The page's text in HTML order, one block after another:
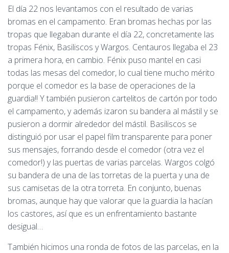
El día 22 nos levantamos con el resultado de varias
bromas en el campamento. Eran bromas hechas por las
tropas que llegaban durante el día 22, concretamente las
tropas Fénix, Basiliscos y Wargos. Centauros llegaba el 23
a primera hora, en cambio. Fénix puso mantel en casi
todas las mesas del comedor, lo cual tiene mucho mérito
porque el comedor es la base de operaciones de la
guardia!! Y también pusieron cartelitos de cartón por todo
el campamento, y además izaron su bandera al mástil y se
pusieron a dormir alrededor del mástil. Basiliscos se
distinguió por usar el papel film transparente para poner
sus mensajes, forrando desde el comedor (otra vez el
comedor!) y las puertas de varias parcelas. Wargos colgó
su bandera de una de las torretas de la puerta y una de
sus camisetas de la otra torreta. En conjunto, buenas
bromas, aunque hay que valorar que la guardia la hacían
los castores, así que es un enfrentamiento bastante
desigual…
También hicimos una ronda de fotos de las parcelas, en la